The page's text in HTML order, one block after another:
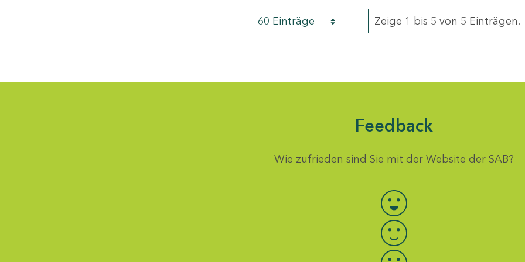
60 Einträge Zeige 1 bis 5 von 5 Einträgen.
Feedback
Wie zufrieden sind Sie mit der Website der SAB?
Bewertung auswählen